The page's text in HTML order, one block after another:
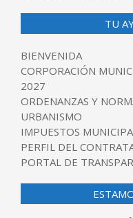
TU
BIENVENIDA
CORPORACIÓN
2027
ORDENANZAS Y
URBANISMO
IMPUESTOS
PERFIL DEL
PORTAL DE